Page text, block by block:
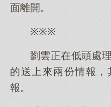
面離開。
※※※
劉雲正在低頭處
的送上來兩份情報
報。